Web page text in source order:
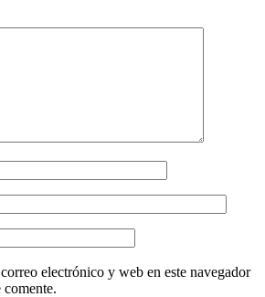
electrónico y web en este navegador